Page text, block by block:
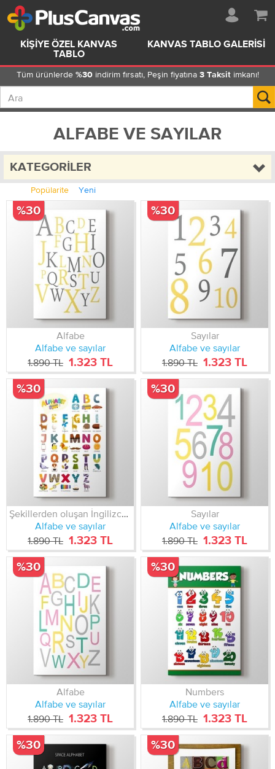
KIŞIYE ÖZEL KANVAS
TABLO
KANVAS TABLO GALERISI
Tüm ürünlerde %30 indirim fırsatı, Peşin fiyatına 3 Taksitimkanı!
ALFABE VE SAYILAR
KATEGORILER
Popülarite Yeni
Alfabe
Alfabe ve sayılar
1.890 TL 1.323 TL
%30
Sayılar
Alfabe ve sayılar
1.890 TL 1.323 TL
%30
Şekillerden oluşan İngilizce alfabe
Alfabe ve sayılar
1.890 TL 1.323 TL
%30
Sayılar
Alfabe ve sayılar
1.890 TL 1.323 TL
%30
Alfabe
Alfabe ve sayılar
1.890 TL 1.323 TL
%30
Numbers
Alfabe ve sayılar
1.890 TL 1.323 TL
%30
%30 %30